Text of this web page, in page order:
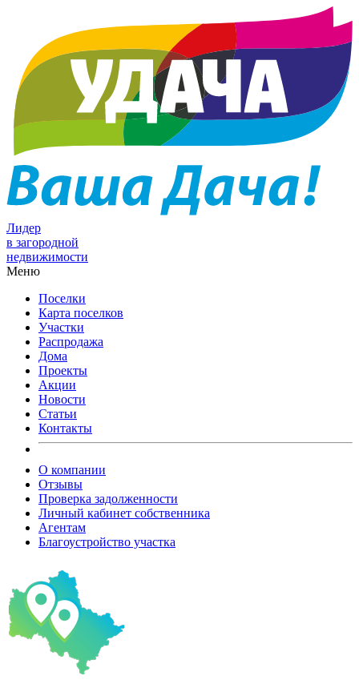
Лидер
в загородной
недвижимости
Меню
Поселки
Карта поселков
Участки
Распродажа
Дома
Проекты
Акции
Новости
Статьи
Контакты
О компании
Отзывы
Проверка задолженности
Личный кабинет собственника
Агентам
Благоустройство участка